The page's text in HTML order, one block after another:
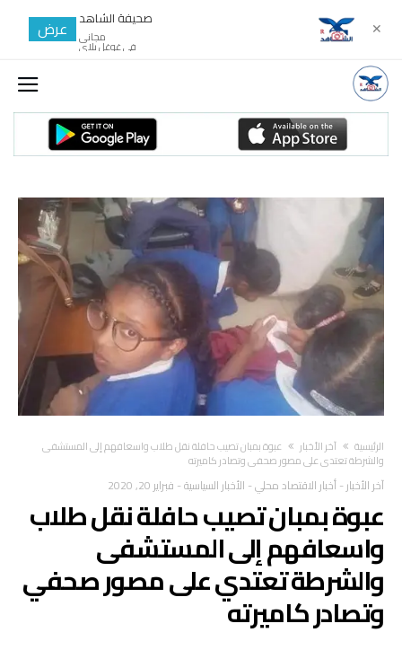
‫الرئيسية‬ آخر الأخبار
عبوة بمبان تصيب حافلة نقل طلاب واسعافهم إلى المستشفى
والشرطة تعتدي على مصور صحفي وتصادر كاميرته
آخر الأخبار-أخبار الاقتصاد محلي- الأخبار السياسية- فبراير 20, 2020
عبوة بمبان تصيب حافلة نقل طلاب
واسعافهم إلى المستشفى
والشرطة تعتدي على مصور صحفي
وتصادر كاميرته
✕ صحيفة الشاهد
مجانى
في غوغل بلاي
عرض